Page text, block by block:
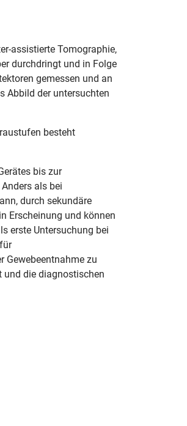
assistierte Tomographie,
durchdringt und in Folge
gemessen und an
Abbild der untersuchten
besteht
bis zur
als bei
durch sekundäre
Erscheinung und können
erste Untersuchung bei
Gewebeentnahme zu
und die diagnostischen